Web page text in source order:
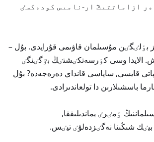
ازاماتتىڭ ار-نامىس كودەكسٸ
70 پايىز بٶلٸگٸن مۇسىلمان قاۋىمى قۇرايدى. بۇل –
الايدا وسى كٶرسەتكٸشتٸڭ بٷگٸنگٸ
قايسى, ساپاسى قانداي دەرەجەدە? بۇل
باسشىلارىن دا تولعاندىرادى.
ٶمٸرٸ يماندىلىققا,
شىڭىنا نەگٸزدەلۋٸ تيٸس.